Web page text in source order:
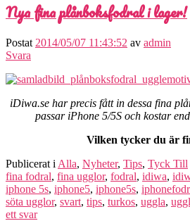
Nya fina plånboksfodral i lager!
Postat 2014/05/07 11:43:52 av admin
Svara
iDiwa.se har precis fått in dessa fina
passar iPhone 5/5S och kostar
Vilken tycker du är
Publicerat i Alla, Nyheter, Tips, Tyck Till
fina fodral, fina ugglor, fodral, idiwa,
iphone 5s, iphone5, iphone5s,
söta ugglor, svart, tips, turkos, uggla,
ett svar